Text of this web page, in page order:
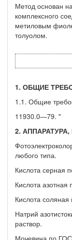
Метод основан
комплексного
метиловым
толуолом.
1. ОБЩИЕ
1.1. Общие
11930.0—79. "
2.
лю­бого типа.
Кислота серная
Кислота
Кислота
Натрий
раствор.
Мочевина по